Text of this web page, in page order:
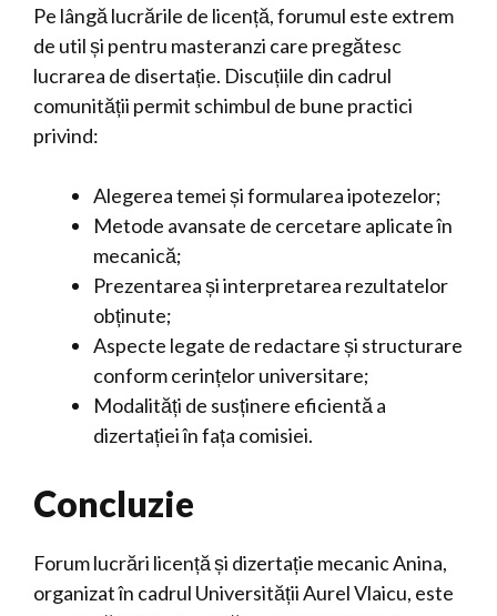
Pe lângă lucrările de licență, forumul este extrem
de util și pentru masteranzi care pregătesc
lucrarea de disertație. Discuțiile din cadrul
comunității permit schimbul de bune practici
privind:
Alegerea temei și formularea ipotezelor;
Metode avansate de cercetare aplicate în
mecanică;
Prezentarea și interpretarea rezultatelor
obținute;
Aspecte legate de redactare și structurare
conform cerințelor universitare;
Modalități de susținere eficientă a
dizertației în fața comisiei.
Concluzie
Forum lucrări licență și dizertație mecanic Anina,
organizat în cadrul Universității Aurel Vlaicu, este